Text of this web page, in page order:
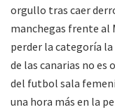
orgullo tras caer
manchegas frente al
perder la categoría
de las canarias no es
del futbol sala
una hora más en la